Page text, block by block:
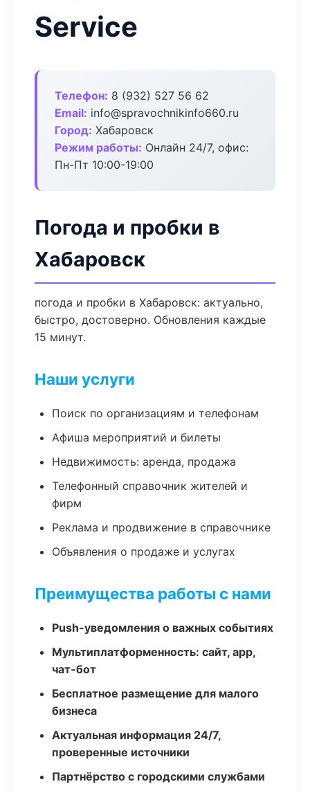
Service
Телефон: 8 (932) 527 56 62
Email: info@spravochnikinfo660.ru
Город: Хабаровск
Режим работы: Онлайн 24/7, офис:
Пн-Пт 10:00-19:00
Погода и пробки в
Хабаровск
погода и пробки в Хабаровск: актуально,
быстро, достоверно. Обновления каждые
15 минут.
Наши услуги
Поиск по организациям и телефонам
Афиша мероприятий и билеты
Недвижимость: аренда, продажа
Телефонный справочник жителей и
фирм
Реклама и продвижение в справочнике
Объявления о продаже и услугах
Преимущества работы с нами
Push-уведомления о важных событиях
Мультиплатформенность: сайт, app,
чат-бот
Бесплатное размещение для малого
бизнеса
Актуальная информация 24/7,
проверенные источники
Партнёрство с городскими службами